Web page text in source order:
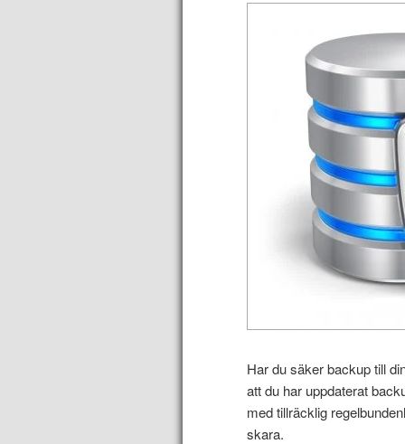
Har du säker backup till
att du har uppdaterat
med tillräcklig
skara.